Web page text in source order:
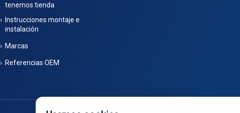
tenemos tienda
Instrucciones montaje e
instalación
Marcas
Referencias OEM